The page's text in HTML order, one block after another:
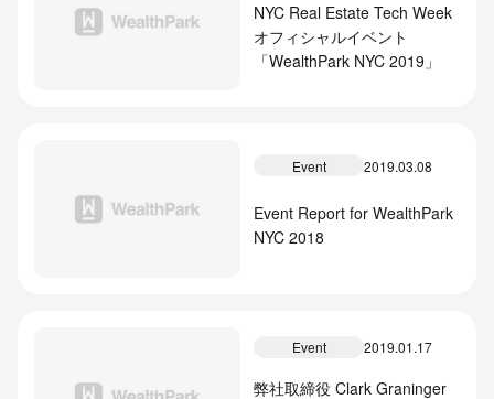
NYC Real Estate Tech Week
オフィシャルイベント
「WealthPark NYC 2019」
Event 2019.03.08
Event Report for WealthPark
NYC 2018
Event 2019.01.17
弊社取締役 Clark Graninger